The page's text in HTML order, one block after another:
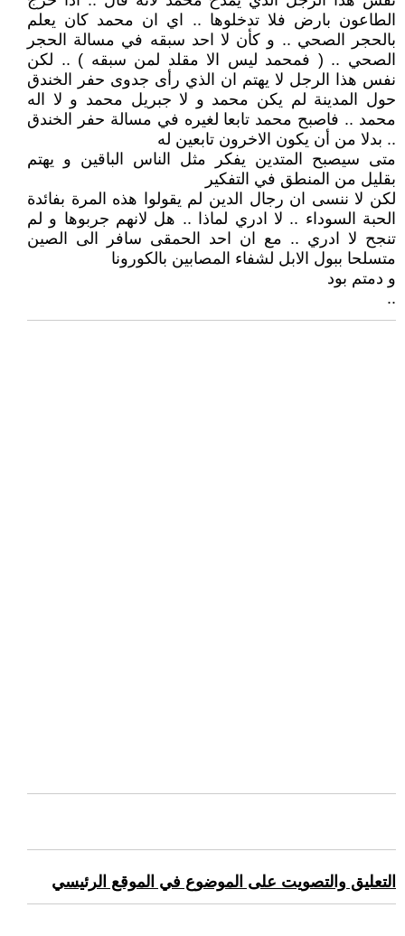
الطاعون بارض فلا تدخلوها .. اي ان محمد كان يعلم
بالحجر الصحي .. و كأن لا احد سبقه في مسالة الحجر
الصحي .. ( فمحمد ليس الا مقلد لمن سبقه ) .. لكن
نفس هذا الرجل لا يهتم ان الذي رأى جدوى حفر الخندق
حول المدينة لم يكن محمد و لا جبريل محمد و لا اله
محمد .. فاصبح محمد تابعا لغيره في مسالة حفر الخندق
.. بدلا من أن يكون الاخرون تابعين له
متى سيصبح المتدين يفكر مثل الناس الباقين و يهتم
بقليل من المنطق في التفكير
لكن لا ننسى ان رجال الدين لم يقولوا هذه المرة بفائدة
الحبة السوداء .. لا ادري لماذا .. هل لانهم جربوها و لم
تنجح لا ادري .. مع ان احد الحمقى سافر الى الصين
متسلحا ببول الابل لشفاء المصابين بالكورونا
و دمتم بود
..
التعليق والتصويت على الموضوع في الموقع الرئيسي